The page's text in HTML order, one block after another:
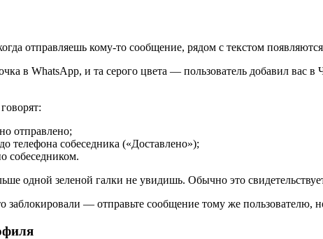
отправляешь кому-то сообщение, рядом с текстом
в WhatsApp, и та серого цвета — пользователь добавил
отправлено;
телефона собеседника («Доставлено»);
собеседником.
одной зеленой галки не увидишь. Обычно это
заблокировали — отправьте сообщение тому же пользователю,